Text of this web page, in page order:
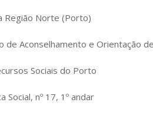
Região Norte (Porto)
de Aconselhamento e Orientação
Sociais do Porto
Social, nº 17, 1º andar